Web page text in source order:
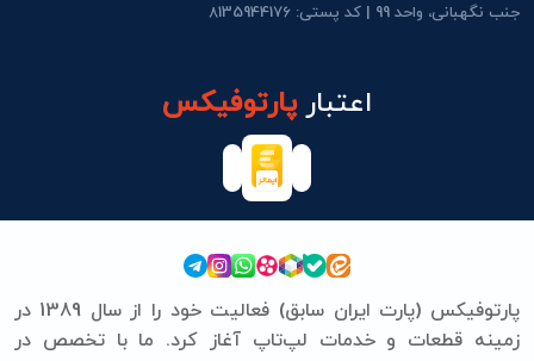
جنب نگهبانی، واحد 99 | کد پستی: 8135944176
اعتبارپارتوفیکس
پارتوفیکس (پارت ایران سابق) فعالیت خود را از سال 1389 در
زمینه قطعات و خدمات لپ‌تاپ آغاز کرد. ما با تخصص در